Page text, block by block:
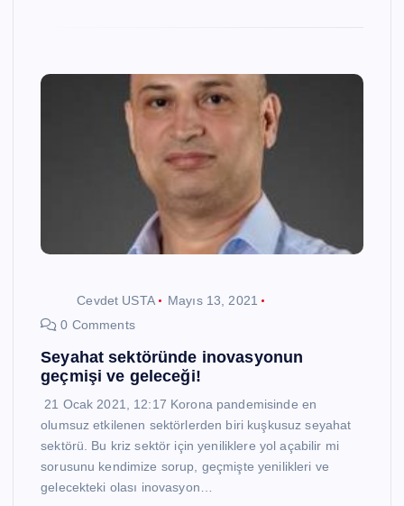
Cevdet USTA
Mayıs 13, 2021
0 Comments
Seyahat sektöründe inovasyonun
geçmişi ve geleceği!
21 Ocak 2021, 12:17 Korona pandemisinde en
olumsuz etkilenen sektörlerden biri kuşkusuz seyahat
sektörü. Bu kriz sektör için yeniliklere yol açabilir mi
sorusunu kendimize sorup, geçmişte yenilikleri ve
gelecekteki olası inovasyon…